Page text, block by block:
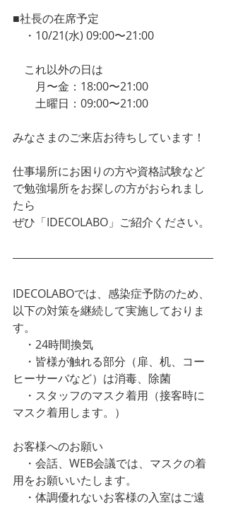
■社長の在席予定
・10/21(水) 09:00〜21:00
これ以外の日は
月〜金：18:00〜21:00
土曜日：09:00〜21:00
みなさまのご来店お待ちしています！
仕事場所にお困りの方や資格試験など
で勉強場所をお探しの方がおられまし
たら
ぜひ「IDECOLABO」ご紹介ください。
IDECOLABOでは、感染症予防のため、
以下の対策を継続して実施しておりま
す。
・24時間換気
・皆様が触れる部分（扉、机、コー
ヒーサーバなど）は消毒、除菌
・スタッフのマスク着用（接客時に
マスク着用します。）
お客様へのお願い
・会話、WEB会議では、マスクの着
用をお願いいたします。
・体調優れないお客様の入室はご遠